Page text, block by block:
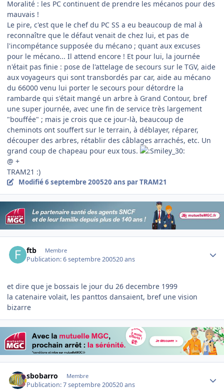
Moralité : les PC continuent de prendre les mécanos pour des
mauvais !
Le pire, c'est que le chef du PC SS a eu beaucoup de mal à
reconnaître que le défaut venait de chez lui, et pas de
l'incompétance supposée du mécano ; quant aux excuses
pour le mécano... Il attend encore ! Et pour lui, la journée
n'était pas finie : pose de l'attelage de secours sur le TGV, aide
aux voyageurs qui sont transbordés par car, aide au mécano
du 66000 venu lui porter le secours pour détordre la
rambarde qui s'était mangé un arbre à Grand Contour, bref
une super journée, avec une fin de service très largement
"bouffée" ; mais je crois que ce jour-là, beaucoup de
cheminots ont souffert sur le terrain, à déblayer, réparer,
découper des arbres, rétablir des câblages arrachés, etc. Un
grand coup de chapeau pour eux tous.
@ +
TRAM21 :)
Modifié6 septembre 200520 ans par TRAM21
ftb Membre
Publication:6 septembre 200520 ans
et dire que je bossais le jour du 26 decembre 1999
la catenaire volait, les panttos dansaient, bref une vision
bizarre
sbobarro Membre
Publication:7 septembre 200520 ans